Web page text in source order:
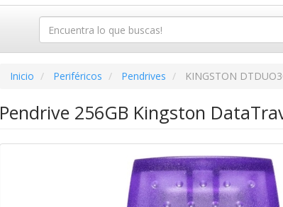
Inicio Periféricos Pendrives KINGSTON
Pendrive 256GB Kingston